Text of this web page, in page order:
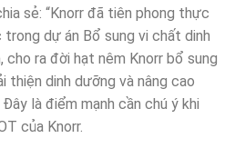
sẻ: “Knorr đã tiên phong thực
dự án Bổ sung vi chất dinh
ra đời hạt nêm Knorr bổ sung
thiện dinh dưỡng và nâng cao
là điểm mạnh cần chú ý khi
của Knorr.